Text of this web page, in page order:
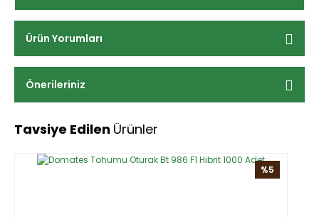
Ürün Yorumları
Önerileriniz
Tavsiye Edilen Ürünler
%5